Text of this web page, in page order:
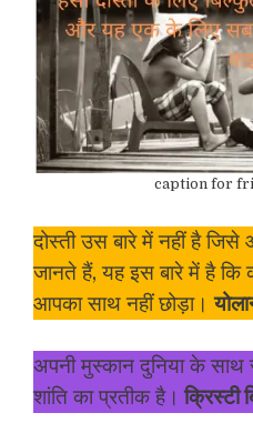
caption for
दोस्ती उस बारे में नहीं है
जानते हैं, यह इस बारे में है
आपका साथ नहीं छोड़ा।
अपनी मुस्कान दुनिया के
शांति का प्रतीक है। क्रिस्टी